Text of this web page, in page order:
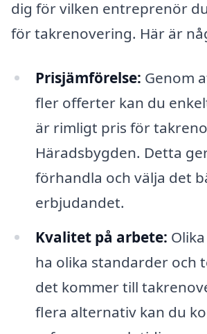
dig för vilken entreprenör
för takrenovering. Här är
Prisjämförelse: Genom
fler offerter kan du
är rimligt pris för
Häradsbygden. Detta
förhandla och välja det
erbjudandet.
Kvalitet på arbete:
ha olika standarder och
det kommer till
flera alternativ kan du